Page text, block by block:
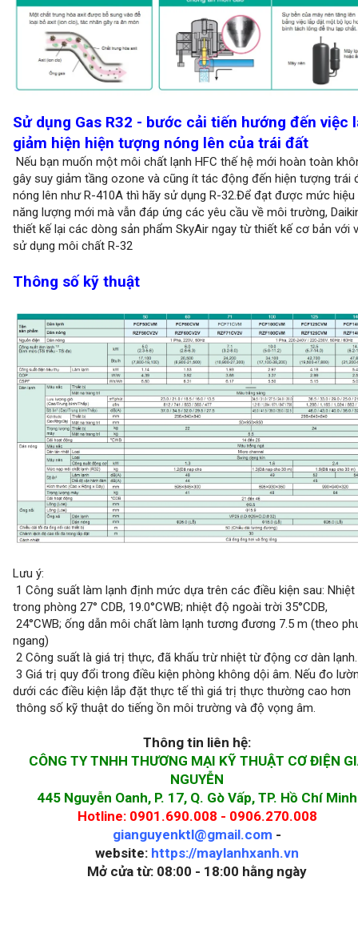
Sử dụng Gas R32 - bước cải tiến hướng đến việc
giảm hiện hiện tượng nóng lên của trái đất
Nếu bạn muốn một môi chất lạnh HFC thế hệ mới hoàn toàn
gây suy giảm tầng ozone và cũng ít tác động đến hiện tượng trái
nóng lên như R-410A thì hãy sử dụng R-32.Để đạt được mức hiệu
năng lượng mới mà vẫn đáp ứng các yêu cầu về môi trường,
thiết kế lại các dòng sản phẩm SkyAir ngay từ thiết kế cơ bản với
sử dụng môi chất R-32
Thông số kỹ thuật
Lưu ý:
1 Công suất làm lạnh định mức dựa trên các điều kiện sau:
trong phòng 27° CDB, 19.0°CWB; nhiệt độ ngoài trời 35°CDB,
24°CWB; ống dẫn môi chất làm lạnh tương đương 7.5 m (theo
ngang)
2 Công suất là giá trị thực, đã khấu trừ nhiệt từ động cơ dàn lạnh.
3 Giá trị quy đổi trong điều kiện phòng không dội âm. Nếu đo
dưới các điều kiện lắp đặt thực tế thì giá trị thực thường cao hơn
thông số kỹ thuật do tiếng ồn môi trường và độ vọng âm.
Thông tin liên hệ:
CÔNG TY TNHH THƯƠNG MẠI KỸ THUẬT CƠ ĐIỆN
NGUYỄN
445 Nguyễn Oanh, P. 17, Q. Gò Vấp, TP. Hồ Chí Minh
Hotline: 0901.690.008 - 0906.270.008
gianguyenktl@gmail.com -
website: https://maylanhxanh.vn
Mở cửa từ: 08:00 - 18:00 hằng ngày